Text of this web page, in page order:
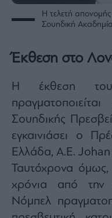
Η τελετή
Σουηδική Ακαδημία
Έκθεση στο
Η έκθεση
Σουηδικής
εγκαινιάσει ο
Ελλάδα, A.E.
Ταυτόχρονα
χρόνια από την
Νόμπελ